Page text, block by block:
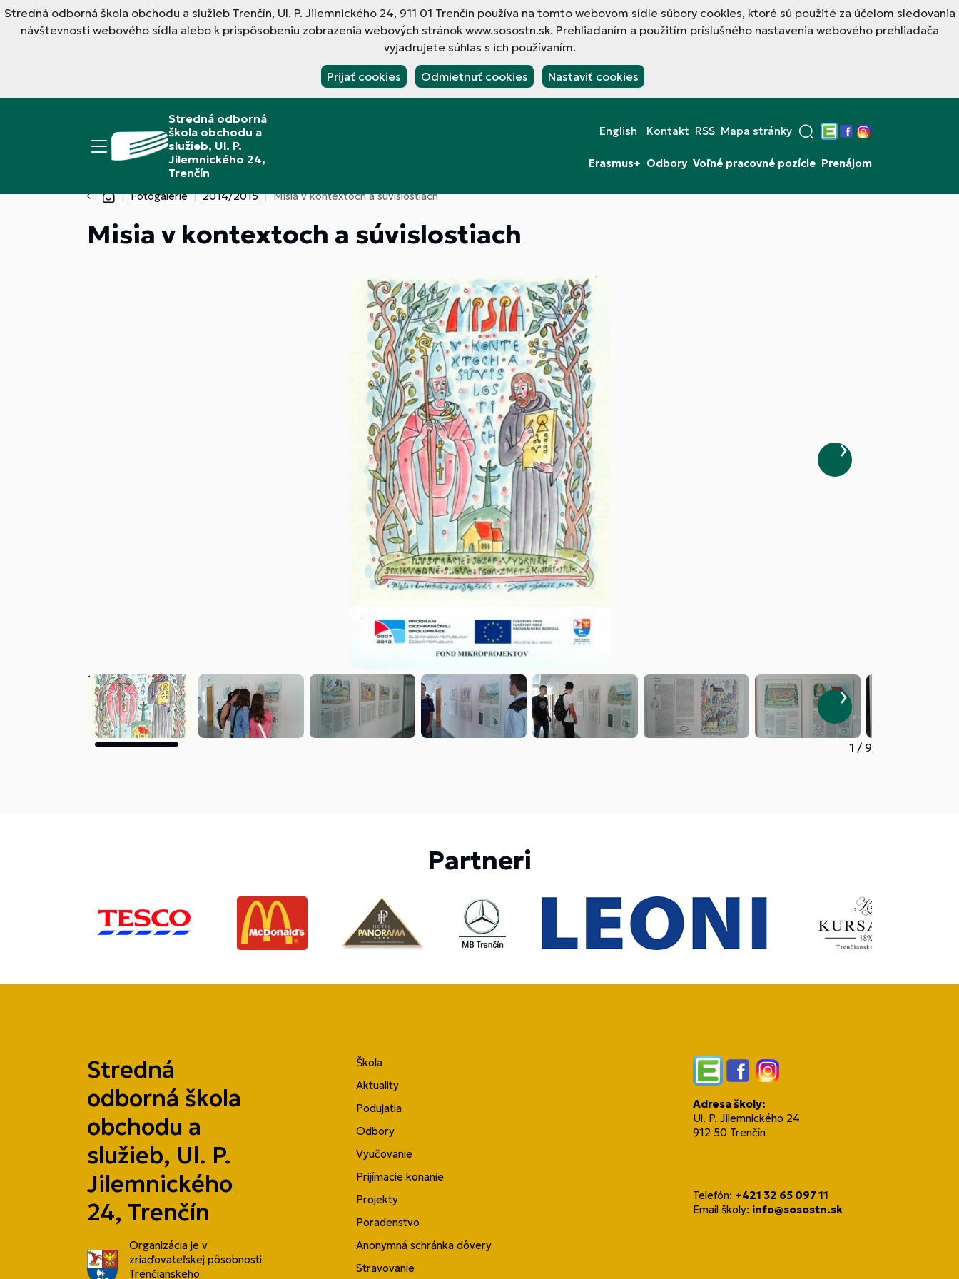
Stredná odborná škola obchodu a služieb Trenčín, Ul. P. Jilemnického 24, 911 01 Trenčín používa na tomto webovom sídle súbory cookies, ktoré sú použité za účelom sledovania
návštevnosti webového sídla alebo k prispôsobeniu zobrazenia webových stránok www.sosostn.sk. Prehliadaním a použitím príslušného nastavenia webového prehliadača
vyjadrujete súhlas s ich používaním.
Prijať cookies Odmietnuť cookies Nastaviť cookies
Stredná odborná
škola obchodu a
služieb, Ul. P.
Jilemnického 24,
Trenčín
English Kontakt RSS Mapa stránky
Edupage
Facebook
Instagram
Erasmus+ Odbory Voľné pracovné pozície Prenájom
Fotogalérie 2014/2015 Misia v kontextoch a súvislostiach
Misia v kontextoch a súvislostiach
1 / 9
Partneri
Stredná
odborná škola
obchodu a
služieb, Ul. P.
Jilemnického
24, Trenčín
Organizácia je v
zriaďovateľskej pôsobnosti
Trenčianskeho
Škola
Aktuality
Podujatia
Odbory
Vyučovanie
Prijímacie konanie
Projekty
Poradenstvo
Anonymná schránka dôvery
Stravovanie
EdupageFacebookInstagram
Adresa školy:
Ul. P. Jilemnického 24
912 50 Trenčín
Telefón: +421 32 65 097 11
Email školy: info@sosostn.sk